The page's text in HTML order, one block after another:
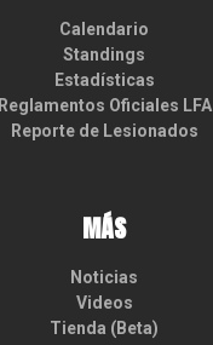
Calendario
Standings
Estadísticas
Reglamentos Oficiales LFA
Reporte de Lesionados
MÁS
Noticias
Videos
Tienda (Beta)